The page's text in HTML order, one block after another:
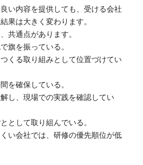
い内容を提供しても、受ける会社
果は大きく変わります。
共通点があります。
旗を振っている。
くる取り組みとして位置づけてい
を確保している。
し、現場での実践を確認してい
として取り組んでいる。
い会社では、研修の優先順位が低